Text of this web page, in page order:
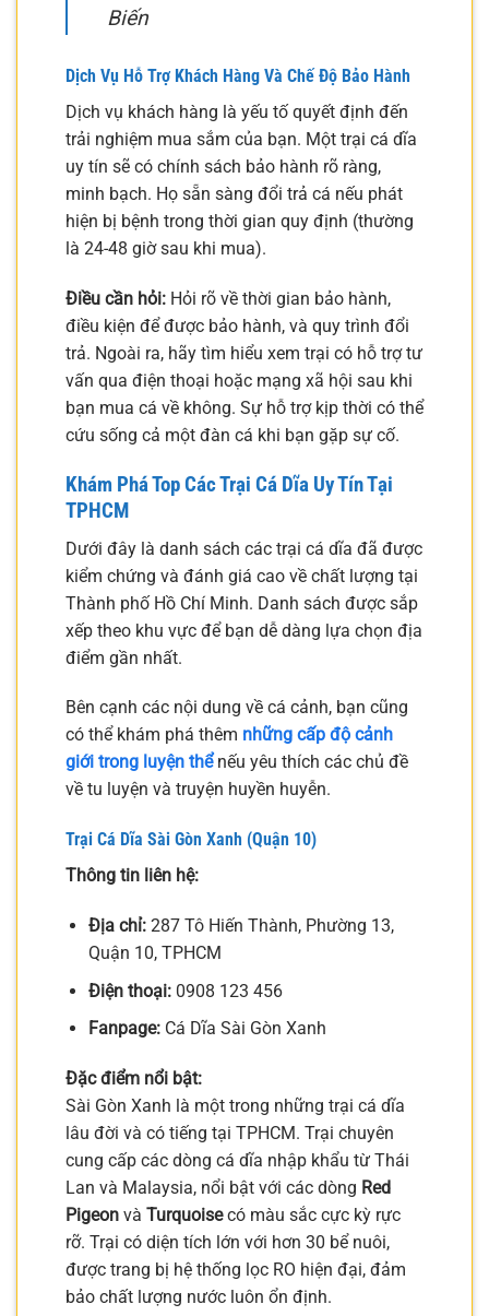
Biến
Dịch Vụ Hỗ Trợ Khách Hàng Và Chế Độ Bảo Hành
Dịch vụ khách hàng là yếu tố quyết định đến
trải nghiệm mua sắm của bạn. Một trại cá dĩa
uy tín sẽ có chính sách bảo hành rõ ràng,
minh bạch. Họ sẵn sàng đổi trả cá nếu phát
hiện bị bệnh trong thời gian quy định (thường
là 24-48 giờ sau khi mua).
Điều cần hỏi: Hỏi rõ về thời gian bảo hành,
điều kiện để được bảo hành, và quy trình đổi
trả. Ngoài ra, hãy tìm hiểu xem trại có hỗ trợ tư
vấn qua điện thoại hoặc mạng xã hội sau khi
bạn mua cá về không. Sự hỗ trợ kịp thời có thể
cứu sống cả một đàn cá khi bạn gặp sự cố.
Khám Phá Top Các Trại Cá Dĩa Uy Tín Tại
TPHCM
Dưới đây là danh sách các trại cá dĩa đã được
kiểm chứng và đánh giá cao về chất lượng tại
Thành phố Hồ Chí Minh. Danh sách được sắp
xếp theo khu vực để bạn dễ dàng lựa chọn địa
điểm gần nhất.
Bên cạnh các nội dung về cá cảnh, bạn cũng
có thể khám phá thêm những cấp độ cảnh
giới trong luyện thểnếu yêu thích các chủ đề
về tu luyện và truyện huyền huyễn.
Trại Cá Dĩa Sài Gòn Xanh (Quận 10)
Thông tin liên hệ:
Địa chỉ:287 Tô Hiến Thành, Phường 13,
Quận 10, TPHCM
Điện thoại:0908 123 456
Fanpage:Cá Dĩa Sài Gòn Xanh
Đặc điểm nổi bật:
Sài Gòn Xanh là một trong những trại cá dĩa
lâu đời và có tiếng tại TPHCM. Trại chuyên
cung cấp các dòng cá dĩa nhập khẩu từ Thái
Lan và Malaysia, nổi bật với các dòng Red
Pigeon và Turquoisecó màu sắc cực kỳ rực
rỡ. Trại có diện tích lớn với hơn 30 bể nuôi,
được trang bị hệ thống lọc RO hiện đại, đảm
bảo chất lượng nước luôn ổn định.